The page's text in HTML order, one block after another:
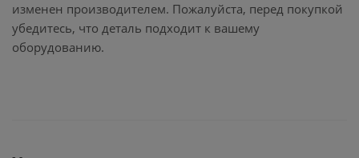
изменен производителем. Пожалуйста, перед покупкой
убедитесь, что деталь подходит к вашему
оборудованию.